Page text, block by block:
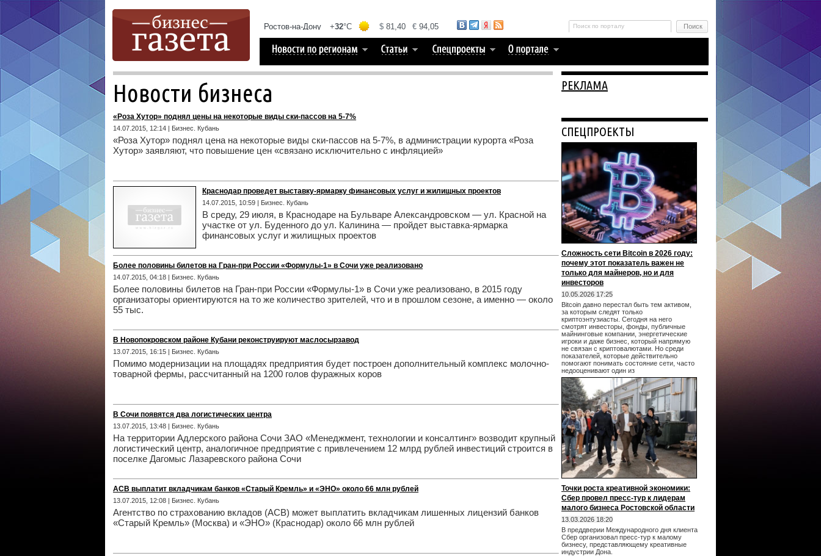
Новости бизнеса
«Роза Хутор» поднял цены на некоторые виды ски-пассов на 5-7%
14.07.2015, 12:14 | Бизнес. Кубань
«Роза Хутор» поднял цена на некоторые виды ски-пассов на 5-7%, в администрации курорта «Роза
Хутор» заявляют, что повышение цен «связано исключительно с инфляцией»
Краснодар проведет выставку-ярмарку финансовых услуг и жилищных проектов
14.07.2015, 10:59 | Бизнес. Кубань
В среду, 29 июля, в Краснодаре на Бульваре Александровском — ул. Красной на
участке от ул. Буденного до ул. Калинина — пройдет выставка-ярмарка
финансовых услуг и жилищных проектов
Более половины билетов на Гран-при России «Формулы-1» в Сочи уже реализовано
14.07.2015, 04:18 | Бизнес. Кубань
Более половины билетов на Гран-при России «Формулы-1» в Сочи уже реализовано, в 2015 году
организаторы ориентируются на то же количество зрителей, что и в прошлом сезоне, а именно — около
55 тыс.
В Новопокровском районе Кубани реконструируют маслосырзавод
13.07.2015, 16:15 | Бизнес. Кубань
Помимо модернизации на площадях предприятия будет построен дополнительный комплекс молочно-
товарной фермы, рассчитанный на 1200 голов фуражных коров
В Сочи появятся два логистических центра
13.07.2015, 13:48 | Бизнес. Кубань
На территории Адлерского района Сочи ЗАО «Менеджмент, технологии и консалтинг» возводит крупный
логистический центр, аналогичное предприятие с привлечением 12 млрд рублей инвестиций строится в
поселке Дагомыс Лазаревского района Сочи
АСВ выплатит вкладчикам банков «Старый Кремль» и «ЭНО» около 66 млн рублей
13.07.2015, 12:08 | Бизнес. Кубань
Агентство по страхованию вкладов (АСВ) может выплатить вкладчикам лишенных лицензий банков
«Старый Кремль» (Москва) и «ЭНО» (Краснодар) около 66 млн рублей
РЕКЛАМА
СПЕЦПРОЕКТЫ
Сложность сети Bitcoin в 2026 году:
почему этот показатель важен не
только для майнеров, но и для
инвесторов
10.05.2026 17:25
Bitcoin давно перестал быть тем активом,
за которым следят только
криптоэнтузиасты. Сегодня на него
смотрят инвесторы, фонды, публичные
майнинговые компании, энергетические
игроки и даже бизнес, который напрямую
не связан с криптовалютами. Но среди
показателей, которые действительно
помогают понимать состояние сети, часто
недооценивают один из
Точки роста креативной экономики:
Сбер провел пресс-тур к лидерам
малого бизнеса Ростовской области
13.03.2026 18:20
В преддверии Международного дня клиента
Сбер организовал пресс-тур к малому
бизнесу, представляющему креативные
индустрии Дона.